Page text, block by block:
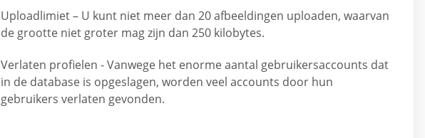
Uploadlimiet – U kunt niet meer dan 20 afbeeldingen uploaden, waarvan
de grootte niet groter mag zijn dan 250 kilobytes.
Verlaten profielen - Vanwege het enorme aantal gebruikersaccounts dat
in de database is opgeslagen, worden veel accounts door hun
gebruikers verlaten gevonden.